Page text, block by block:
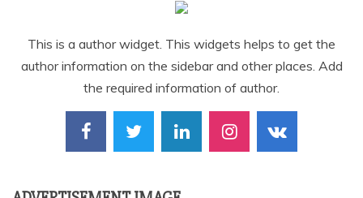
This is a author widget. This widgets helps to get the
author information on the sidebar and other places. Add
the required information of author.